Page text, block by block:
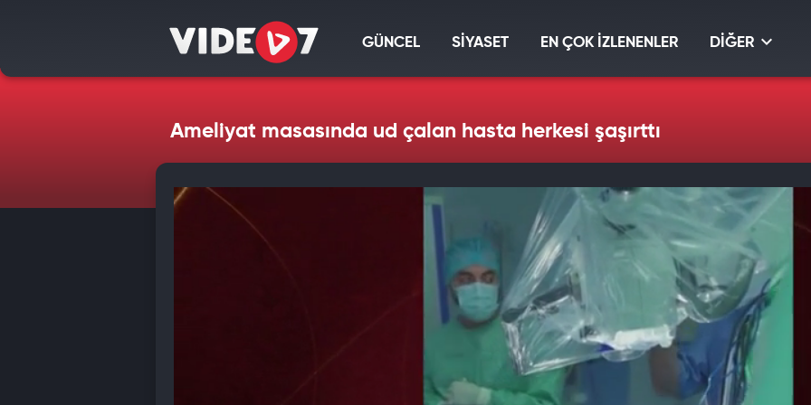
GÜNCEL SİYASET EN ÇOK İZLENENLER DİĞER
Ameliyat masasında ud çalan hasta herkesi şaşırttı